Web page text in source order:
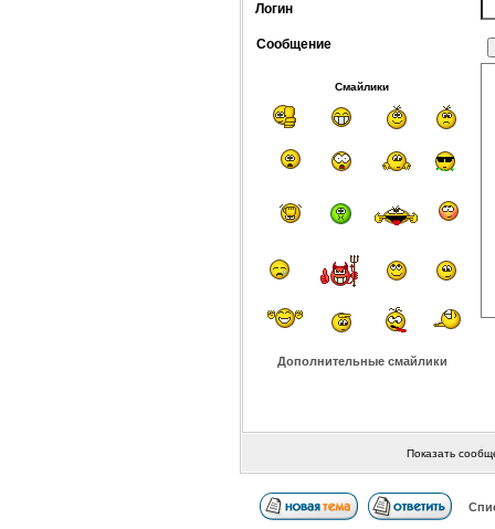
Логин
Сообщение
Смайлики
Дополнительные смайлики
Показать